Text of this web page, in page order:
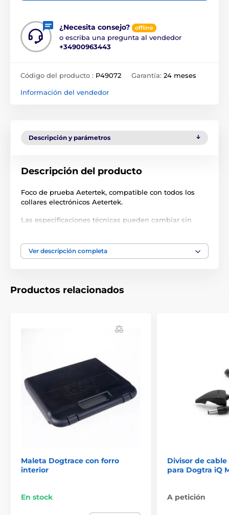
¿Necesita consejo? offline
o escriba una pregunta al vendedor
+34900963443
Código del producto : P49072 Garantía: 24 meses
Información del vendedor
Descripción y parámetros
Descripción del producto
Foco de prueba Aetertek, compatible con todos los
collares electrónicos Aetertek.
Las especificaciones técnicas pueden cambiar sin
Accesorios Collares de adiestramiento
Ver descripción completa
Productos relacionados
Maleta Dogtrace con forro
interior
En stock
Divisor de cable
para Dogtra iQ
A petición